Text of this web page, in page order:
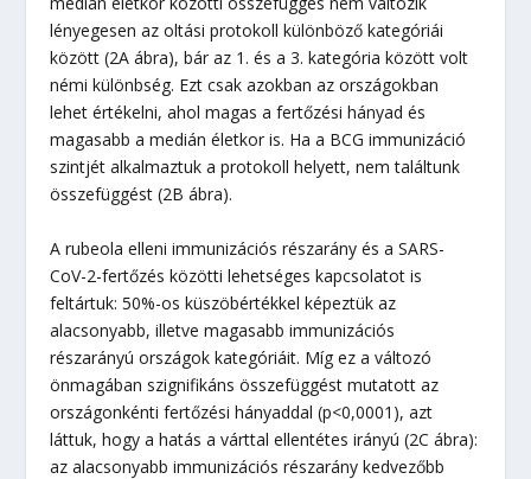
lényegesen az oltási protokoll különböző kategóriái
között (2A ábra), bár az 1. és a 3. kategória között volt
némi különbség. Ezt csak azokban az országokban
lehet értékelni, ahol magas a fertőzési hányad és
magasabb a medián életkor is. Ha a BCG immunizáció
szintjét alkalmaztuk a protokoll helyett, nem találtunk
összefüggést (2B ábra).
A rubeola elleni immunizációs részarány és a SARS-
CoV-2-fertőzés közötti lehetséges kapcsolatot is
feltártuk: 50%-os küszöbértékkel képeztük az
alacsonyabb, illetve magasabb immunizációs
részarányú országok kategóriáit. Míg ez a változó
önmagában szignifikáns összefüggést mutatott az
országonkénti fertőzési hányaddal (p<0,0001), azt
láttuk, hogy a hatás a várttal ellentétes irányú (2C ábra):
az alacsonyabb immunizációs részarány kedvezőbb